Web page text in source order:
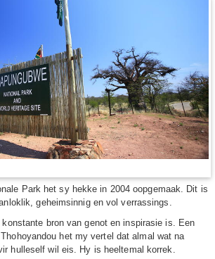
Park het sy hekke in 2004 oopgemaak. Dit is
geheimsinnig en vol verrassings.
bron van genot en inspirasie is. Een
het my vertel dat almal wat na
hulleself wil eis. Hy is heeltemal korrek.